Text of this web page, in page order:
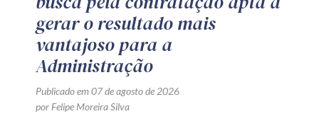
gerar o resultado mais
vantajoso para a
Administração
Publicado em 07 de agosto de 2026
por Felipe Moreira Silva